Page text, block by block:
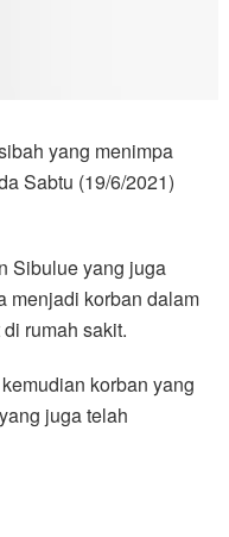
yang menimpa
Sabtu (19/6/2021)
Sibulue yang juga
menjadi korban dalam
rumah sakit.
korban yang
juga telah